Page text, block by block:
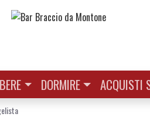
DORMIRE ACQUISTI